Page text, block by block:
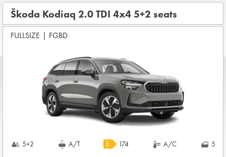
OSNOVNI PAKET OSIGURANJA od štete (CDW) i krađe
(THW)
Koji su osnovni uslovi za najam vozila?
DEPOZIT NA KREDITNOJ KARTICI u iznosu od
1.800,00 EUR+ iznosa najma
KOMPLETNI USLOVI NAJMA
Škoda Kodiaq 2.0 TDI 4x4 5+2 seats
FULLSIZE | FGBD
5+2 A/T 174 A/C 5